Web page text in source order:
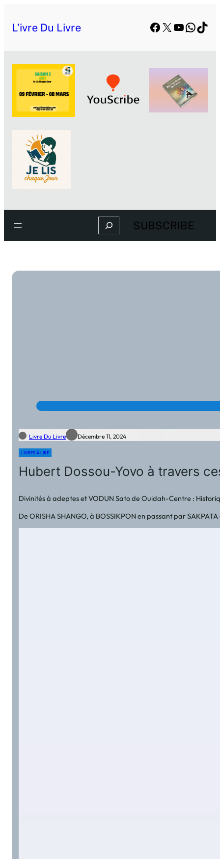
L’ivre Du Livre Facebook
X YouTube
Search SUBSCRIBE
Livre Du Livre Décembre 11, 2024
LIVRES À LIRE
Hubert Dossou-Yovo à travers
Divinités à adeptes et VODUN Sato de Ouidah-Centre :
De ORISHA SHANGO, à BOSSIKPON en passant par